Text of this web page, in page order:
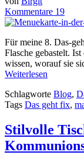
Kommentare 19
Für meine 8. Das-
Flasche gebastelt.
wissen, worauf sie
Weiterlesen
Schlagworte Blog,
Tags Das geht fix,
Stilvolle